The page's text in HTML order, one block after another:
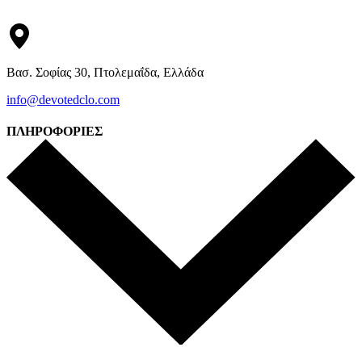
Βασ. Σοφίας 30, Πτολεμαΐδα, Ελλάδα
info@devotedclo.com
ΠΛΗΡΟΦΟΡΙΕΣ